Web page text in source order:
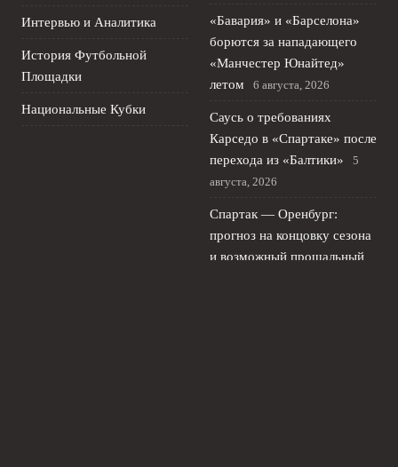
Интервью и Аналитика
История Футбольной
Площадки
Национальные Кубки
«Бавария» и «Барселона»
борются за нападающего
«Манчестер Юнайтед»
летом
6 августа, 2026
Саусь о требованиях
Карседо в «Спартаке» после
перехода из «Балтики»
5
августа, 2026
Спартак — Оренбург:
прогноз на концовку сезона
и возможный прощальный